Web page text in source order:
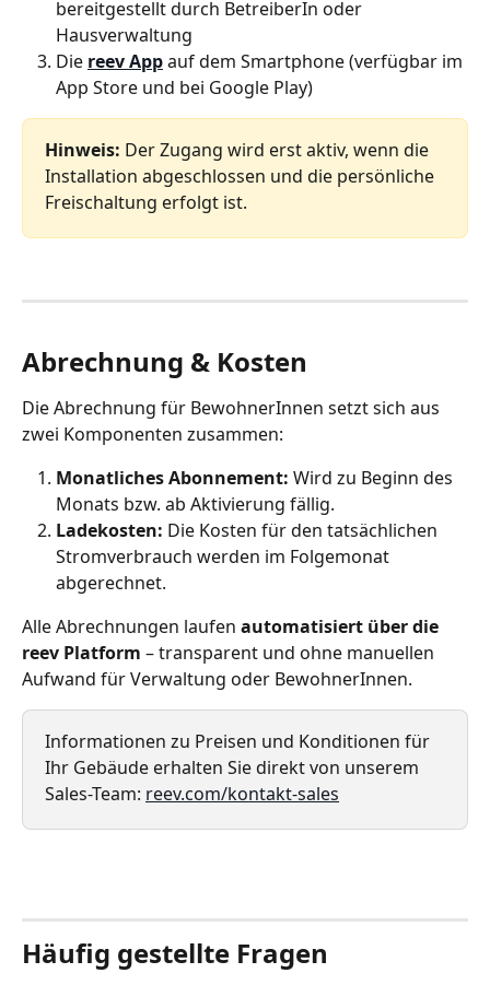
bereitgestellt durch BetreiberIn oder
Hausverwaltung
Die reev App auf dem Smartphone (verfügbar im
App Store und bei Google Play)
Hinweis: Der Zugang wird erst aktiv, wenn die
Installation abgeschlossen und die persönliche
Freischaltung erfolgt ist.
Abrechnung & Kosten
Die Abrechnung für BewohnerInnen setzt sich aus
zwei Komponenten zusammen:
Monatliches Abonnement: Wird zu Beginn des
Monats bzw. ab Aktivierung fällig.
Ladekosten: Die Kosten für den tatsächlichen
Stromverbrauch werden im Folgemonat
abgerechnet.
Alle Abrechnungen laufen automatisiert über die
reev Platform – transparent und ohne manuellen
Aufwand für Verwaltung oder BewohnerInnen.
Informationen zu Preisen und Konditionen für
Ihr Gebäude erhalten Sie direkt von unserem
Sales-Team: reev.com/kontakt-sales
Häufig gestellte Fragen